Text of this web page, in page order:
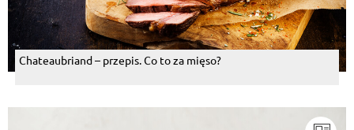
Chateaubriand – przepis. Co to za mięso?